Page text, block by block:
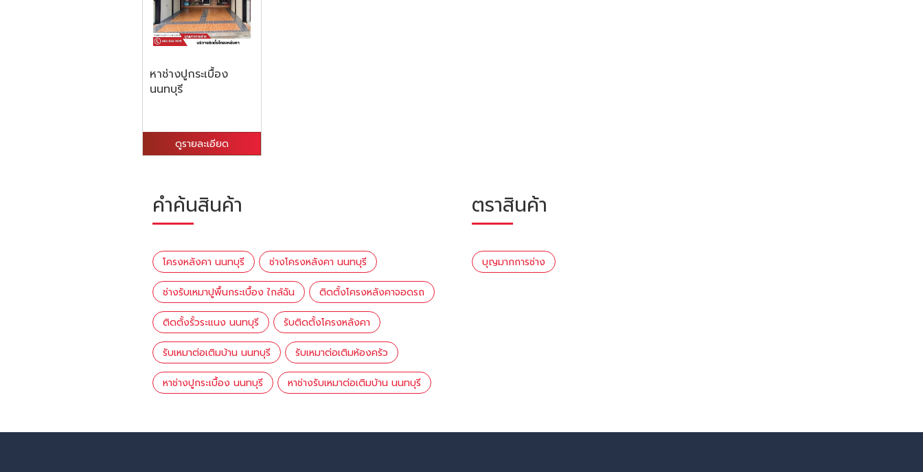
หาช่างปูกระเบื้อง
นนทบุรี
ดูรายละเอียด
คำค้นสินค้า
โครงหลังคา นนทบุรี ช่างโครงหลังคา นนทบุรี
ช่างรับเหมาปูพื้นกระเบื้อง ใกล้ฉัน ติดตั้งโครงหลังคาจอดรถ
ติดตั้งรั้วระแนง นนทบุรี รับติดตั้งโครงหลังคา
รับเหมาต่อเติมบ้าน นนทบุรี รับเหมาต่อเติมห้องครัว
หาช่างปูกระเบื้อง นนทบุรี หาช่างรับเหมาต่อเติมบ้าน นนทบุรี
ตราสินค้า
บุญมากการช่าง